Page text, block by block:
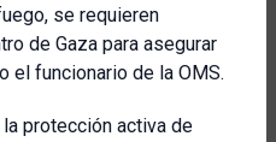
se requieren
de Gaza para asegurar
el funcionario de la OMS.
protección activa de